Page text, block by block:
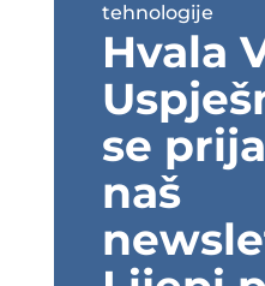
tehnologije
Hvala
se
naš